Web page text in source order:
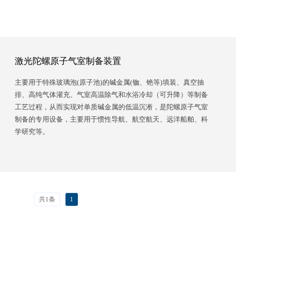
激光陀螺原子气室制备装置
主要用于特殊玻璃泡(原子池)的碱金属(铷、铯等)填装、真空抽
排、高纯气体灌充、气室高温除气和水浴冷却（可升降）等制备
工艺过程，从而实现对单质碱金属的低温沉淅，是陀螺原子气室
制备的专用设备，主要用于惯性导航、航空航天、远洋船舶、科
学研究等。
共1条 1